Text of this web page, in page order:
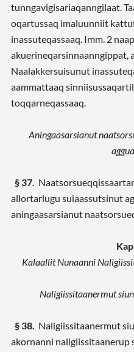
tunngavigisariaqanngilaat.
oqartussaq imaluunniit
inassuteqassaaq. Imm. 2
akuerineqarsinnaanngippat,
Naalakkersuisunut
aammattaaq
toqqarneqassaaq.
Aningaasarsianut
§ 37.
allortarlugu suiaassutsinut
aningaasarsianut
Kalaallit Nunaanni
Naligiissitaanermut
§ 38. Naligiissitaanermut
akornanni naligiissitaanerup